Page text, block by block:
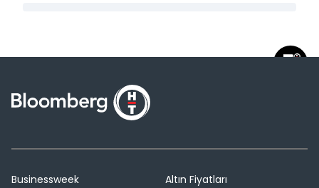
Businessweek
Altın Fiyatları